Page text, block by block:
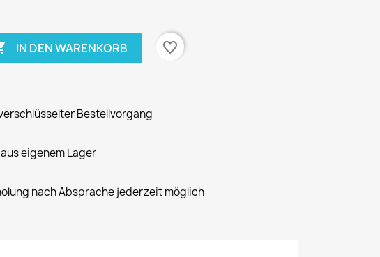
IN DEN WARENKORB favorite_border
Bestellvorgang
eigenem Lager
nach Absprache jederzeit möglich